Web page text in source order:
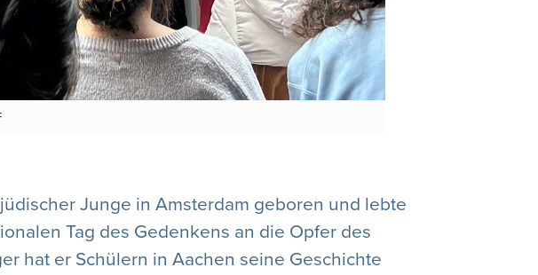
Junge in Amsterdam geboren und lebte
Tag des Gedenkens an die Opfer des
hat er Schülern in Aachen seine Geschichte